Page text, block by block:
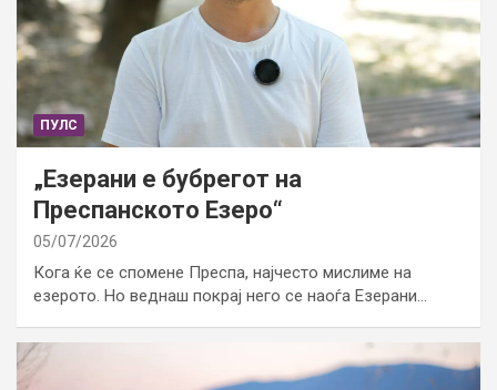
ПУЛС
„Езерани е бубрегот на
Преспанското Езеро“
05/07/2026
Кога ќе се спомене Преспа, најчесто мислиме на
езерото. Но веднаш покрај него се наоѓа Езерани…